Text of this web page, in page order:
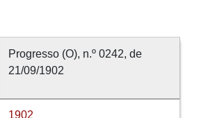
Progresso (O), n.º 0242, de
21/09/1902
1902